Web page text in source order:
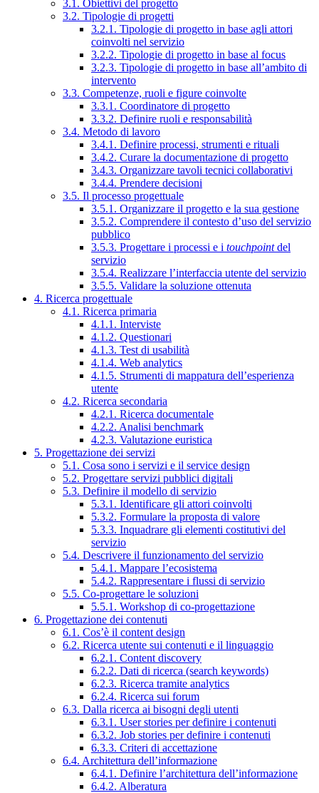
3.1. Obiettivi del progetto
3.2. Tipologie di progetti
3.2.1. Tipologie di progetto in base agli attori
coinvolti nel servizio
3.2.2. Tipologie di progetto in base al focus
3.2.3. Tipologie di progetto in base all’ambito di
intervento
3.3. Competenze, ruoli e figure coinvolte
3.3.1. Coordinatore di progetto
3.3.2. Definire ruoli e responsabilità
3.4. Metodo di lavoro
3.4.1. Definire processi, strumenti e rituali
3.4.2. Curare la documentazione di progetto
3.4.3. Organizzare tavoli tecnici collaborativi
3.4.4. Prendere decisioni
3.5. Il processo progettuale
3.5.1. Organizzare il progetto e la sua gestione
3.5.2. Comprendere il contesto d’uso del servizio
pubblico
3.5.3. Progettare i processi e i touchpointdel
servizio
3.5.4. Realizzare l’interfaccia utente del servizio
3.5.5. Validare la soluzione ottenuta
4. Ricerca progettuale
4.1. Ricerca primaria
4.1.1. Interviste
4.1.2. Questionari
4.1.3. Test di usabilità
4.1.4. Web analytics
4.1.5. Strumenti di mappatura dell’esperienza
utente
4.2. Ricerca secondaria
4.2.1. Ricerca documentale
4.2.2. Analisi benchmark
4.2.3. Valutazione euristica
5. Progettazione dei servizi
5.1. Cosa sono i servizi e il service design
5.2. Progettare servizi pubblici digitali
5.3. Definire il modello di servizio
5.3.1. Identificare gli attori coinvolti
5.3.2. Formulare la proposta di valore
5.3.3. Inquadrare gli elementi costitutivi del
servizio
5.4. Descrivere il funzionamento del servizio
5.4.1. Mappare l’ecosistema
5.4.2. Rappresentare i flussi di servizio
5.5. Co-progettare le soluzioni
5.5.1. Workshop di co-progettazione
6. Progettazione dei contenuti
6.1. Cos’è il content design
6.2. Ricerca utente sui contenuti e il linguaggio
6.2.1. Content discovery
6.2.2. Dati di ricerca (search keywords)
6.2.3. Ricerca tramite analytics
6.2.4. Ricerca sui forum
6.3. Dalla ricerca ai bisogni degli utenti
6.3.1. User stories per definire i contenuti
6.3.2. Job stories per definire i contenuti
6.3.3. Criteri di accettazione
6.4. Architettura dell’informazione
6.4.1. Definire l’architettura dell’informazione
6.4.2. Alberatura